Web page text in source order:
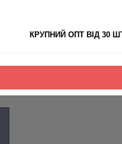
КРУПНИЙ ОПТ ВІД 30